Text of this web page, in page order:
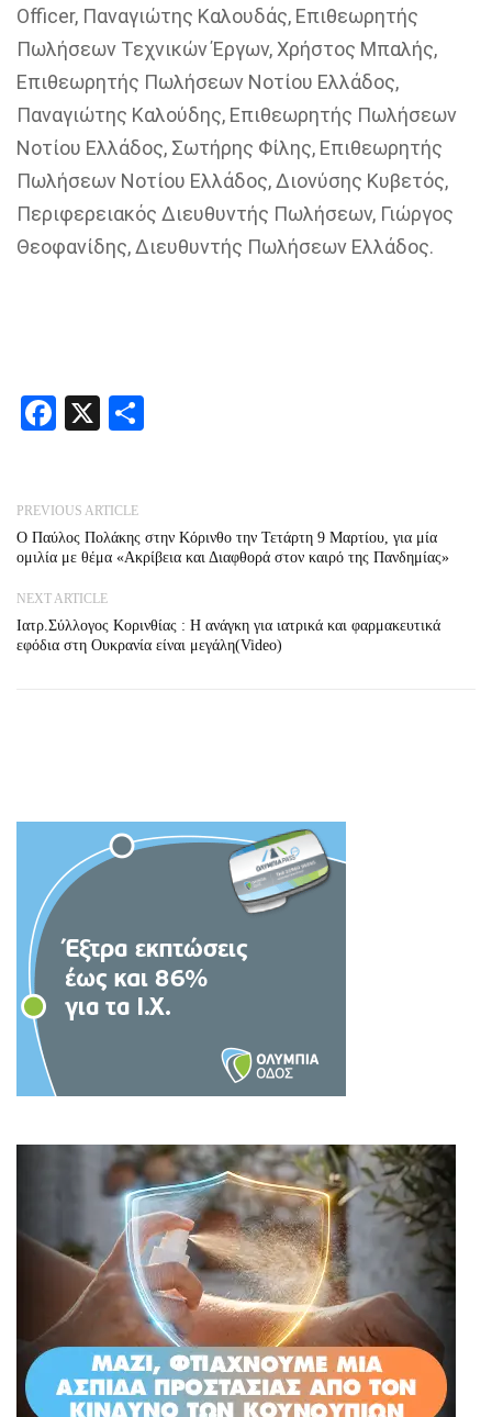
Officer, Παναγιώτης Καλουδάς, Επιθεωρητής
Πωλήσεων Τεχνικών Έργων, Χρήστος Μπαλής,
Επιθεωρητής Πωλήσεων Νοτίου Ελλάδος,
Παναγιώτης Καλούδης, Επιθεωρητής Πωλήσεων
Νοτίου Ελλάδος, Σωτήρης Φίλης, Επιθεωρητής
Πωλήσεων Νοτίου Ελλάδος, Διονύσης Κυβετός,
Περιφερειακός Διευθυντής Πωλήσεων, Γιώργος
Θεοφανίδης, Διευθυντής Πωλήσεων Ελλάδος.
Facebook
X
PREVIOUS ARTICLE
Ο Παύλος Πολάκης στην Κόρινθο την Τετάρτη 9 Μαρτίου, για μία
ομιλία με θέμα «Ακρίβεια και Διαφθορά στον καιρό της Πανδημίας»
NEXT ARTICLE
Ιατρ.Σύλλογος Κορινθίας : Η ανάγκη για ιατρικά και φαρμακευτικά
εφόδια στη Ουκρανία είναι μεγάλη(Video)